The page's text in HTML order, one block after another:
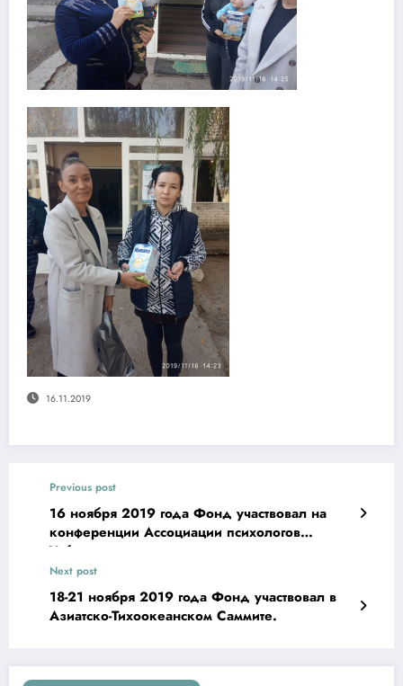
16.11.2019
Previous post
16 ноября 2019 года Фонд участвовал на
конференции Ассоциации психологов
Узбекистана
Next post
18-21 ноября 2019 года Фонд участвовал в
Азиатско-Тихоокеанском Саммите.